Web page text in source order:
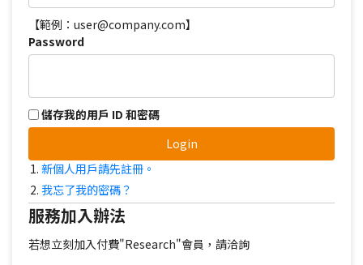
【範例：user@company.com】
Password
儲存我的用戶 ID 和密碼
Login
新個人用戶請先註冊。
我忘了我的密碼？
服務加入辦法
若想立刻加入付費"Research"會員，請洽詢